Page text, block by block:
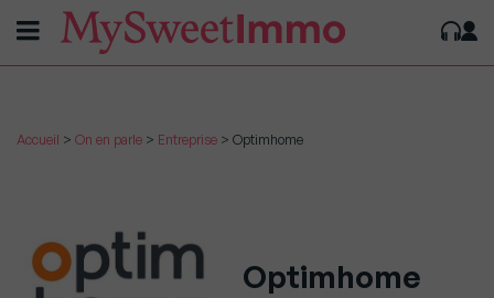
Accueil > On en parle > Entreprise > Optimhome
Optimhome